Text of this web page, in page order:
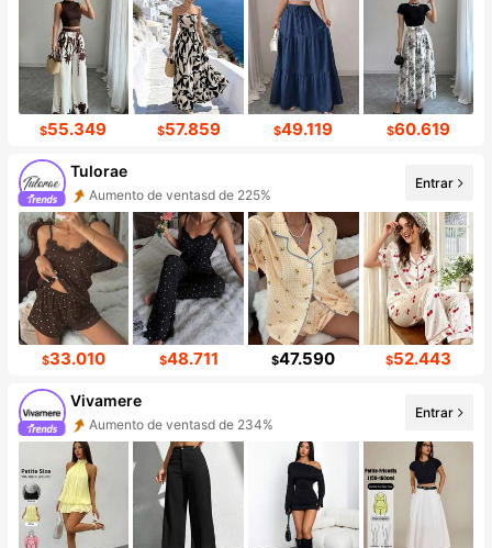
$55.349 $57.859 $49.119 $60.619
Tulorae
Aumento de ventasd de 225%
Entrar
$33.010 $48.711 $47.590 $52.443
Vivamere
Aumento de ventasd de 234%
Entrar